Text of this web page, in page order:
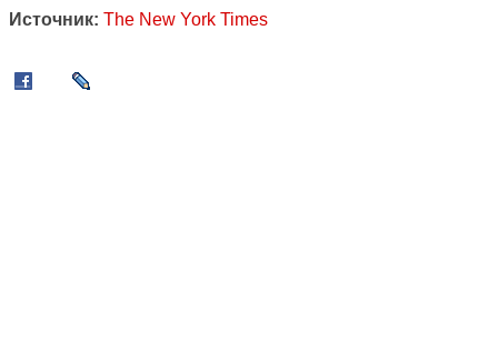
Источник: The New York Times